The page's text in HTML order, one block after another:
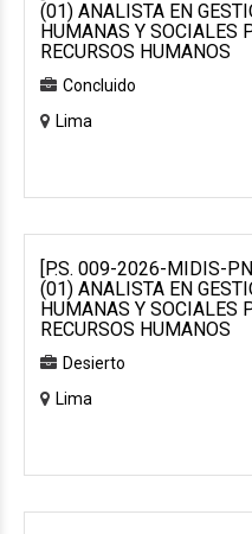
(01) ANALISTA EN
HUMANAS Y SOCIALES
RECURSOS HUMANOS
Concluido
Lima
[P.S. 009-2026-MIDIS-
(01) ANALISTA EN
HUMANAS Y SOCIALES
RECURSOS HUMANOS
Desierto
Lima